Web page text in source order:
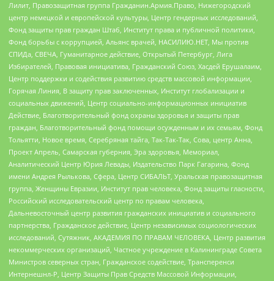
Лилит, Правозащитная группа Гражданин.Армия.Право, Нижегородский
центр немецкой и европейской культуры, Центр гендерных исследований,
Фонд защиты прав граждан Штаб, Институт права и публичной политики,
Фонд борьбы с коррупцией, Альянс врачей, НАСИЛИЮ.НЕТ, Мы против
СПИДа, СВЕЧА, Гуманитарное действие, Открытый Петербург, Лига
Избирателей, Правовая инициатива, Гражданский Союз, Хасдей Ерушалаим,
Центр поддержки и содействия развитию средств массовой информации,
Горячая Линия, В защиту прав заключенных, Институт глобализации и
социальных движений, Центр социально-информационных инициатив
Действие, Благотворительный фонд охраны здоровья и защиты прав
граждан, Благотворительный фонд помощи осужденным и их семьям, Фонд
Тольятти, Новое время, Серебряная тайга, Так-Так-Так, Сова, центр Анна,
Проект Апрель, Самарская губерния, Эра здоровья, Мемориал,
Аналитический Центр Юрия Левады, Издательство Парк Гагарина, Фонд
имени Андрея Рылькова, Сфера, Центр СИБАЛЬТ, Уральская правозащитная
группа, Женщины Евразии, Институт прав человека, Фонд защиты гласности,
Российский исследовательский центр по правам человека,
Дальневосточный центр развития гражданских инициатив и социального
партнерства, Гражданское действие, Центр независимых социологических
исследований, Сутяжник, АКАДЕМИЯ ПО ПРАВАМ ЧЕЛОВЕКА, Центр развития
некоммерческих организаций, Частное учреждение в Калининграде Совета
Министров северных стран, Гражданское содействие, Трансперенси
Интернешнл-Р, Центр Защиты Прав Средств Массовой Информации,